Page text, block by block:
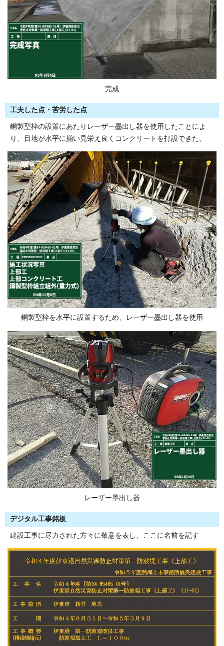
完成
工夫した点・苦労した点
鋼製型枠の設置にあたりレーザー墨出し器を使用したことによ
り、目地が水平に揃い見栄え良くコンクリートを打設できた。
鋼製型枠を水平に設置するため、レーザー墨出し器を使用
レーザー墨出し器
デジタル工事銘板
建設工事に尽力された方々に敬意を表し、ここに名前を記す